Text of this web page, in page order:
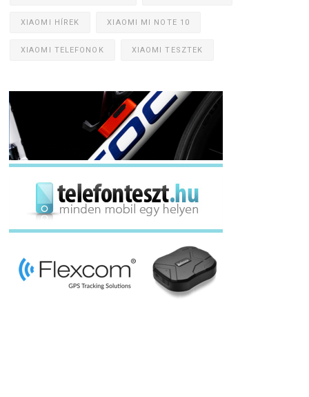
XIAOMI HÍREK XIAOMI MI NOTE 10
XIAOMI TELEFONOK XIAOMI TESZTEK